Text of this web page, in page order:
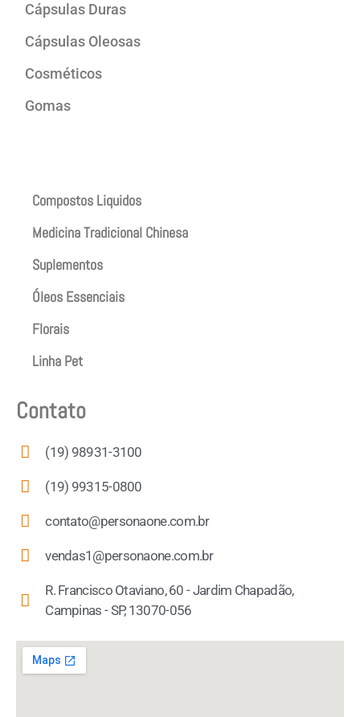
Cápsulas Duras
Cápsulas Oleosas
Cosméticos
Gomas
Compostos Liquidos
Medicina Tradicional Chinesa
Suplementos
Óleos Essenciais
Florais
Linha Pet
Contato
(19) 98931-3100
(19) 99315-0800
contato@personaone.com.br
vendas1@personaone.com.br
R. Francisco Otaviano, 60 - Jardim Chapadão,
Campinas - SP, 13070-056